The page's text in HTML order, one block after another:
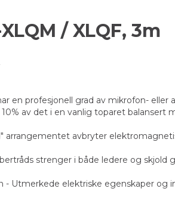
/ XLQF, 3m
en profesjonell grad av mikrofon-
av det i en vanlig toparet balansert
arrangementet avbryter
strenger i både ledere og skjold
- Utmerkede elektriske egenskaper